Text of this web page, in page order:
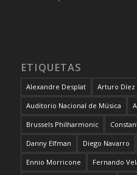
ETIQUETAS
Alexandre Desplat Arturo Díez
Auditorio Nacional de Música
Brussels Philharmonic
Danny Elfman Diego Navarro
Ennio Morricone Fernando